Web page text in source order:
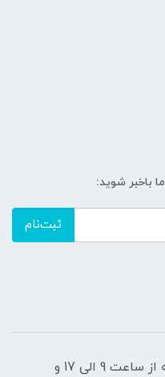
باخبر شوید:
ثبت‌نام
پشتیبانی سایت: شنبه تا چهارشنبه از ساعت 9 الی 17 و